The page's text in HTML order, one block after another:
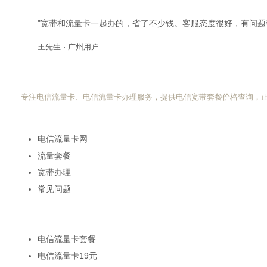
"宽带和流量卡一起办的，省了不少钱。客服态度很好，有问
王先生 · 广州用户
专注电信流量卡、电信流量卡办理服务，提供电信宽带套餐价格查询，
电信流量卡网
流量套餐
宽带办理
常见问题
电信流量卡套餐
电信流量卡19元